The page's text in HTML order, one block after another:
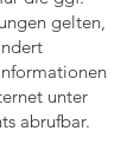
gelten,
unter
abrufbar.